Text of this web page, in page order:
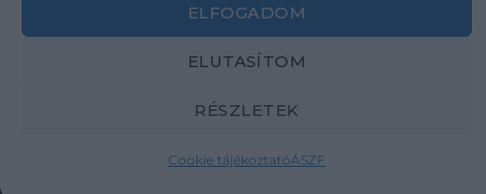
ELFOGADOM
ELUTASÍTOM
RÉSZLETEK
Cookie tájékoztatóÁSZF